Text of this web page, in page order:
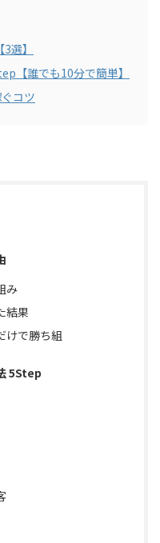
選】
【誰でも10分で簡単】
コツ
み
結果
けで勝ち組
5Step